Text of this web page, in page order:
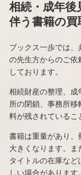
日:
相続・成年後
伴う書籍の
ブックス一歩では
の先生方からのご依
しております。
相続財産の整理、成
所の閉鎖、事務所
料が残されているこ
書籍は重量があり、
大きくなります。
タイトルの在庫な
しい場合があります。